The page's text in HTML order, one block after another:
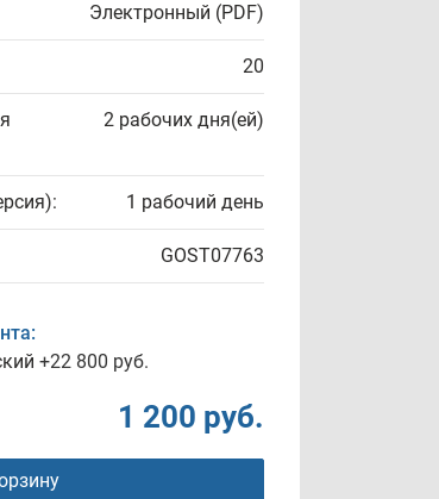
Электронный (PDF)
20
2 рабочих дня(ей)
1 рабочий день
GOST07763
+22 800 руб.
1 200 руб.